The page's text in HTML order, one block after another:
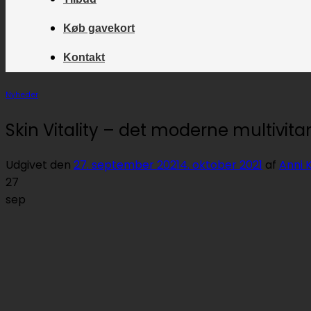
Køb gavekort
Kontakt
Nyheder
Skin Vitality – det moderne
Udgivet den 27. september 20214. oktober 2021 af Anni
27
sep